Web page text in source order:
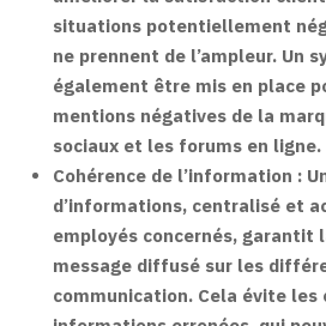
situations potentiellement
ne prennent de l’ampleur. Un
également être mis en place
mentions négatives de la
sociaux et les forums en ligne.
Cohérence de l’information :
d’informations, centralisé et
employés concernés, garantit
message diffusé sur les
communication. Cela évite